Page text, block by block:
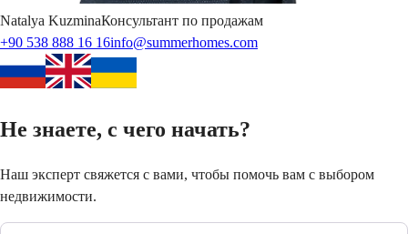
Natalya KuzminaКонсультант по продажам
+90 538 888 16 16info@summerhomes.com
Не знаете, с чего начать?
Наш эксперт свяжется с вами, чтобы помочь вам с выбором
недвижимости.